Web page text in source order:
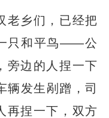
乡们，已经把
只和平鸟——公
旁边的人捏一下
辆发生剐蹭，司
再捏一下，双方